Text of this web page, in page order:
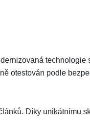
otestován podle
Díky unikátnímu